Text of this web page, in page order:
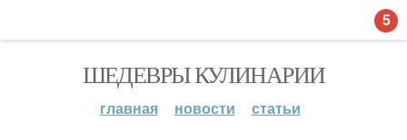
ШЕДЕВРЫ КУЛИНАРИИ
главная новости статьи
5